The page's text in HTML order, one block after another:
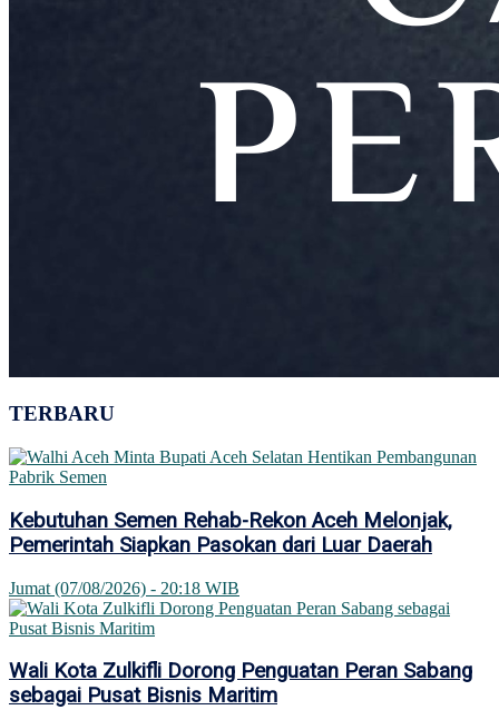
TERBARU
Kebutuhan Semen Rehab-Rekon Aceh Melonjak,
Pemerintah Siapkan Pasokan dari Luar Daerah
Jumat (07/08/2026) - 20:18 WIB
Wali Kota Zulkifli Dorong Penguatan Peran Sabang
sebagai Pusat Bisnis Maritim